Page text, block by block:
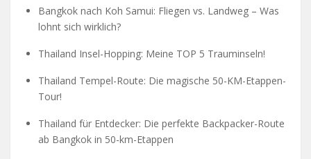
Bangkok nach Koh Samui: Fliegen vs. Landweg – Was
lohnt sich wirklich?
Thailand Insel-Hopping: Meine TOP 5 Trauminseln!
Thailand Tempel-Route: Die magische 50-KM-Etappen-
Tour!
Thailand für Entdecker: Die perfekte Backpacker-Route
ab Bangkok in 50-km-Etappen